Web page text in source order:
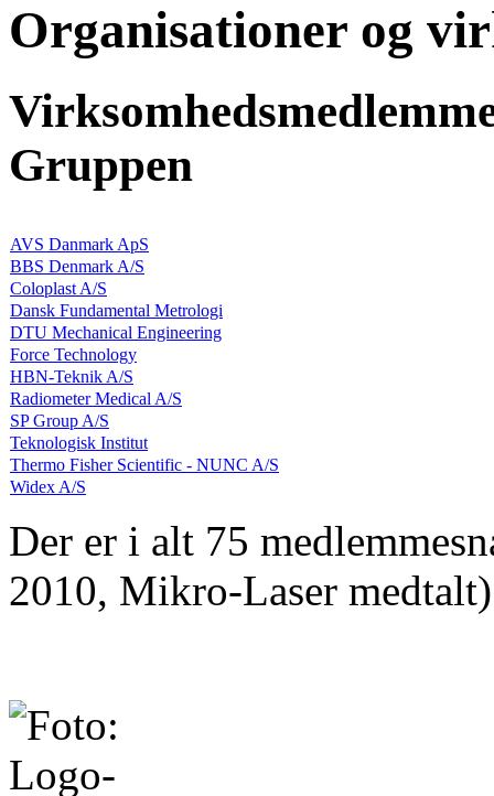
Organisationer og
Gruppen
AVS Danmark ApS
BBS Denmark A/S
Coloplast A/S
Dansk Fundamental Metrologi
DTU Mechanical Engineering
Force Technology
HBN-Teknik A/S
Radiometer Medical A/S
SP Group A/S
Teknologisk Institut
Thermo Fisher Scientific - NUNC A/S
Widex A/S
Der er i alt 75
2010, Mikro-Laser